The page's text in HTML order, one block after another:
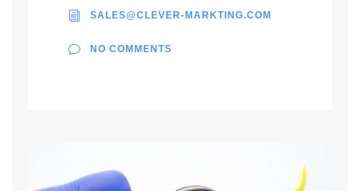
SALES@CLEVER-MARKTING.COM
NO COMMENTS